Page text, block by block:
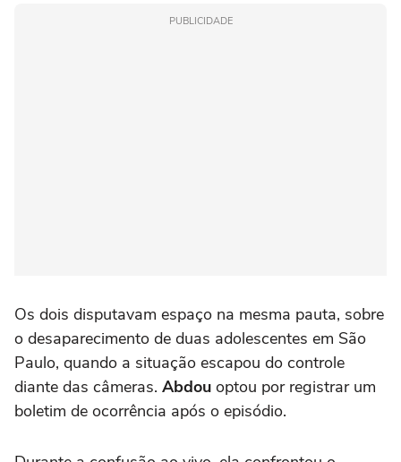
PUBLICIDADE
Os dois disputavam espaço na mesma pauta, sobre
o desaparecimento de duas adolescentes em São
Paulo, quando a situação escapou do controle
diante das câmeras. Abdou optou por registrar um
boletim de ocorrência após o episódio.